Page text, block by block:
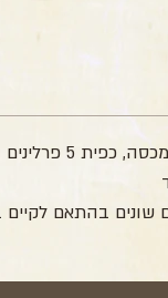
שונים בהתאם לקיים